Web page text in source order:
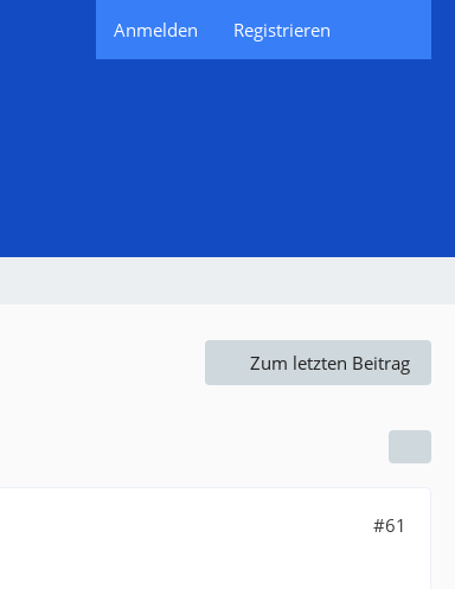
Anmelden Registrieren
Zum letzten Beitrag
#61